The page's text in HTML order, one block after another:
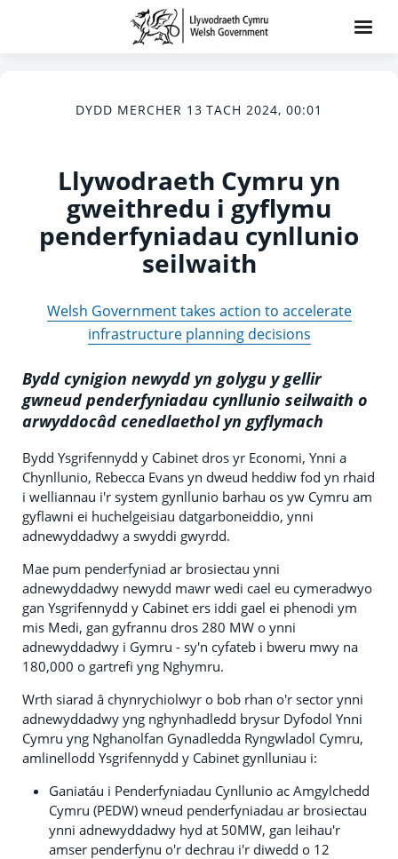
DYDD MERCHER 13 TACH 2024, 00:01
Llywodraeth Cymru yn
gweithredu i gyflymu
penderfyniadau cynllunio
seilwaith
Welsh Government takes action to accelerate
infrastructure planning decisions
Bydd cynigion newydd yn golygu y gellir
gwneud penderfyniadau cynllunio seilwaith o
arwyddocâd cenedlaethol yn gyflymach
Bydd Ysgrifennydd y Cabinet dros yr Economi, Ynni a
Chynllunio, Rebecca Evans yn dweud heddiw fod yn rhaid
i welliannau i'r system gynllunio barhau os yw Cymru am
gyflawni ei huchelgeisiau datgarboneiddio, ynni
adnewyddadwy a swyddi gwyrdd.
Mae pum penderfyniad ar brosiectau ynni
adnewyddadwy newydd mawr wedi cael eu cymeradwyo
gan Ysgrifennydd y Cabinet ers iddi gael ei phenodi ym
mis Medi, gan gyfrannu dros 280 MW o ynni
adnewyddadwy i Gymru - sy'n cyfateb i bweru mwy na
180,000 o gartrefi yng Nghymru.
Wrth siarad â chynrychiolwyr o bob rhan o'r sector ynni
adnewyddadwy yng nghynhadledd brysur Dyfodol Ynni
Cymru yng Nghanolfan Gynadledda Ryngwladol Cymru,
amlinellodd Ysgrifennydd y Cabinet gynlluniau i:
Ganiatáu i Penderfyniadau Cynllunio ac Amgylchedd
Cymru (PEDW) wneud penderfyniadau ar brosiectau
ynni adnewyddadwy hyd at 50MW, gan leihau'r
amser penderfynu o'r dechrau i'r diwedd o 12